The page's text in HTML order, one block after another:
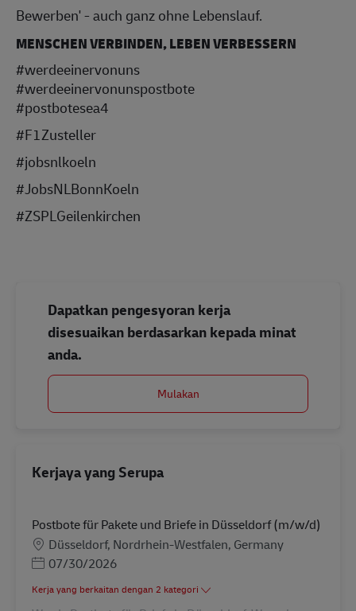
Bewerben' - auch ganz ohne Lebenslauf.
MENSCHEN VERBINDEN, LEBEN VERBESSERN
#werdeeinervonuns
#werdeeinervonunspostbote
#postbotesea4
#F1Zusteller
#jobsnlkoeln
#JobsNLBonnKoeln
#ZSPLGeilenkirchen
Dapatkan pengesyoran kerja
disesuaikan berdasarkan kepada minat
anda.
Mulakan
Kerjaya yang Serupa
Postbote für Pakete und Briefe in Düsseldorf (m/w/d)
LokasiDüsseldorf, Nordrhein-Westfalen, Germany
Posted Date
07/30/2026
Kerja yang berkaitan dengan 2 kategori